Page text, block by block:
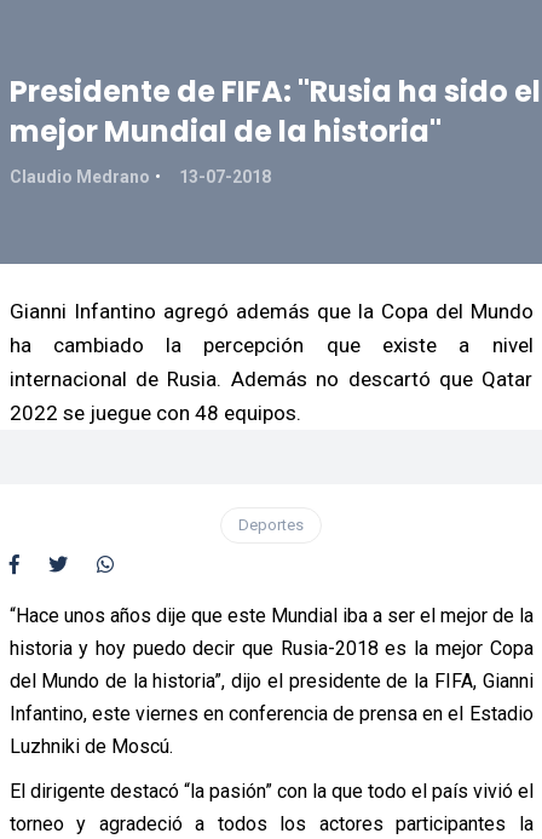
Presidente de FIFA: "Rusia ha sido el
mejor Mundial de la historia"
Claudio Medrano 13-07-2018
Gianni Infantino agregó además que la Copa del Mundo
ha cambiado la percepción que existe a nivel
internacional de Rusia. Además no descartó que Qatar
2022 se juegue con 48 equipos.
Deportes
“Hace unos años dije que este Mundial iba a ser el mejor de la
historia y hoy puedo decir que Rusia-2018 es la mejor Copa
del Mundo de la historia”, dijo el presidente de la FIFA, Gianni
Infantino, este viernes en conferencia de prensa en el Estadio
Luzhniki de Moscú.
El dirigente destacó “la pasión” con la que todo el país vivió el
torneo y agradeció a todos los actores participantes la